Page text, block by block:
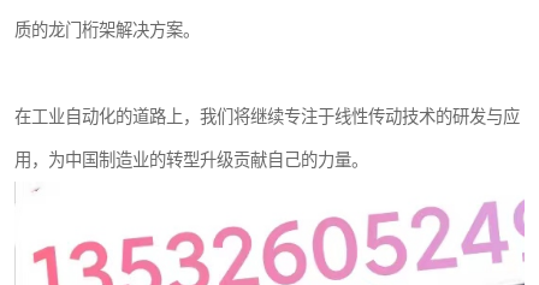
质的龙门桁架解决方案。
在工业自动化的道路上，我们将继续专注于线性传动技术的研发与应
用，为中国制造业的转型升级贡献自己的力量。